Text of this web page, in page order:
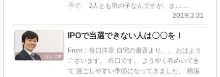
子で、 2人とも男の子なんですが、ま……
2019.3.31
IPOで当選できない人は〇〇を！
From：谷口洋章 自宅の書斎より、、 おはよう
ございます。 谷口です。 ようやく春めいてき
て 過ごしやすい季節になってきました。 相場